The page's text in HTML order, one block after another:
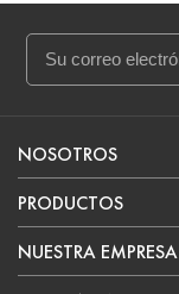
NOSOTROS
PRODUCTOS
NUESTRA EMPRESA